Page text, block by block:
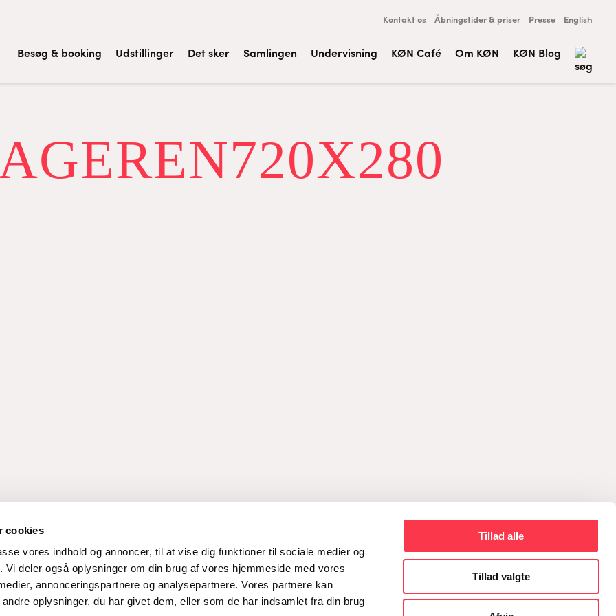
cookies
vores indhold og annoncer, til at vise dig funktioner til sociale medier og
deler også oplysninger om din brug af vores hjemmeside med vores
annonceringspartnere og analysepartnere. Vores partnere kan
oplysninger, du har givet dem, eller som de har indsamlet fra din brug
Tillad alle
Tillad valgte
Kontakt os Åbningstider & priser Presse English
Besøg & booking Udstillinger Det sker Samlingen Undervisning KØN Café Om KØN KØN Blog